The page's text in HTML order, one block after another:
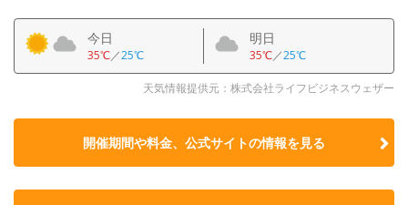
今日
35℃／25℃
明日
35℃／25℃
天気情報提供元：株式会社ライフビジネスウェザー
開催期間や料金、公式サイトの情報を見る